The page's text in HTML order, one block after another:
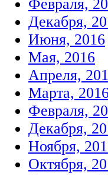
Февраля,
Декабря,
Июня, 2016
Мая, 2016
Апреля,
Марта,
Февраля,
Декабря,
Ноября,
Октября,